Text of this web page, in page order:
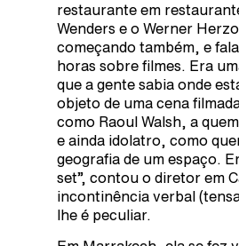
restaurante em
Wenders e o Werner
começando também, e
horas sobre filmes. Era
que a gente sabia onde
objeto de uma cena
como Raoul Walsh, a
e ainda idolatro, como
geografia de um espaço.
set”, contou o diretor em
incontinência verbal
lhe é peculiar.